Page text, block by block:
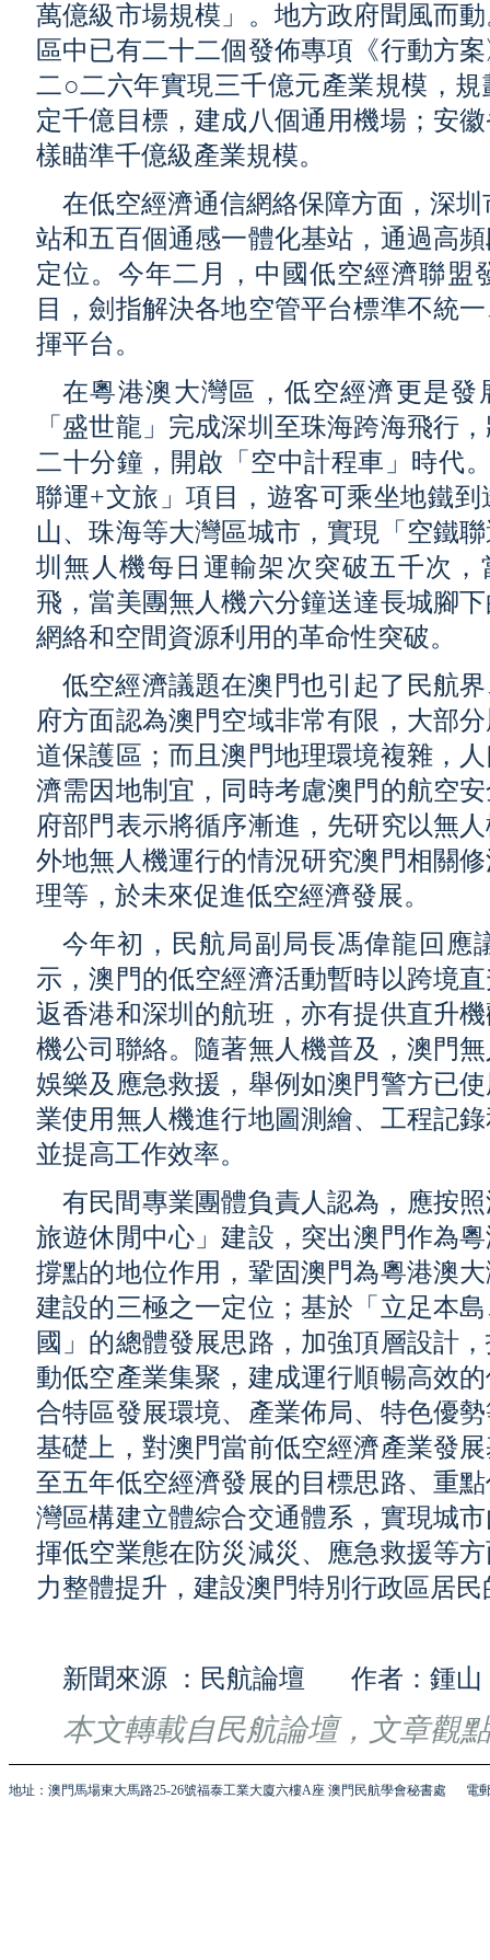
萬億級市場規模」。地方政府聞風而
區中已有二十二個發佈專項《行動方
二○二六年實現三千億元產業規模，
定千億目標，建成八個通用機場；安
樣瞄準千億級產業規模。
在低空經濟通信網絡保障方面，深
站和五百個通感一體化基站，通過高
定位。今年二月，中國低空經濟聯盟
目，劍指解決各地空管平台標準不統
揮平台。
在粵港澳大灣區，低空經濟更是
「盛世龍」完成深圳至珠海跨海飛行
二十分鐘，開啟「空中計程車」時代
聯運+文旅」項目，遊客可乘坐地鐵
山、珠海等大灣區城市，實現「空鐵
圳無人機每日運輸架次突破五千次，
飛，當美團無人機六分鐘送達長城腳
網絡和空間資源利用的革命性突破。
低空經濟議題在澳門也引起了民航
府方面認為澳門空域非常有限，大部
道保護區；而且澳門地理環境複雜，
濟需因地制宜，同時考慮澳門的航空
府部門表示將循序漸進，先研究以無
外地無人機運行的情況研究澳門相關
理等，於未來促進低空經濟發展。
今年初，民航局副局長馮偉龍回應
示，澳門的低空經濟活動暫時以跨境
返香港和深圳的航班，亦有提供直升
機公司聯絡。隨著無人機普及，澳門
娛樂及應急救援，舉例如澳門警方已
業使用無人機進行地圖測繪、工程記
並提高工作效率。
有民間專業團體負責人認為，應按
旅遊休閒中心」建設，突出澳門作為
撐點的地位作用，鞏固澳門為粵港澳
建設的三極之一定位；基於「立足本
國」的總體發展思路，加強頂層設計
動低空產業集聚，建成運行順暢高效
合特區發展環境、產業佈局、特色優
基礎上，對澳門當前低空經濟產業發
至五年低空經濟發展的目標思路、重
灣區構建立體綜合交通體系，實現城
揮低空業態在防災減災、應急救援等
力整體提升，建設澳門特別行政區居
新聞來源 ：民航論壇 作者：鍾山
本文轉載自民航論壇，文章觀
地址：澳門馬場東大馬路25-26號福泰工業大廈六樓A座 澳門民航學會秘書處 電